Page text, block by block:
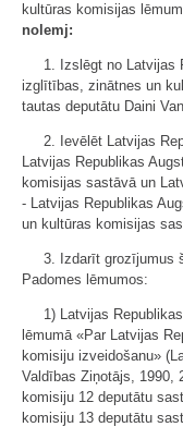
kultūras komisijas
nolemj:
1. Izslēgt no Latvijas
izglītības, zinātnes un
tautas deputātu Daini
2. Ievēlēt Latvijas
Latvijas Republikas
komisijas sastāvā un
- Latvijas Republikas
un kultūras komisijas
3. Izdarīt grozījumus
Padomes lēmumos:
1) Latvijas
lēmumā «Par Latvijas
komisiju izveidošanu»
Valdības Ziņotājs, 1990,
komisiju 12 deputātu
komisiju 13 deputātu